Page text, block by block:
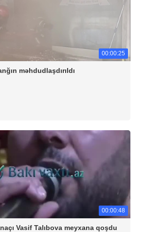
00:00:25
məhdudlaşdırıldı
00:00:48
Vasif Talıbova meyxana qoşdu